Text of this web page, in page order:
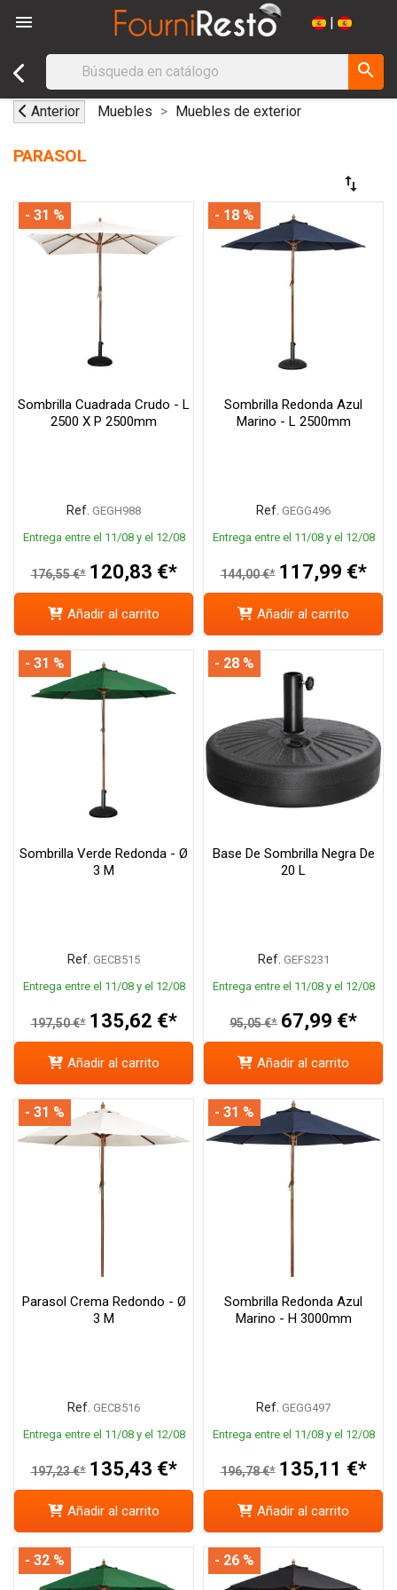
 |
search
Anterior Muebles Muebles de exterior
PARASOL
swap_vert
Sombrilla Cuadrada Crudo - L
2500 X P 2500mm
Ref. GEGH988
Entrega entre el 11/08 y el 12/08
176,55 €* 120,83 €*
- 31 %
Añadir al carrito
Sombrilla Redonda Azul
Marino - L 2500mm
Ref. GEGG496
Entrega entre el 11/08 y el 12/08
144,00 €* 117,99 €*
- 18 %
Añadir al carrito
Sombrilla Verde Redonda - Ø
3 M
Ref. GECB515
Entrega entre el 11/08 y el 12/08
197,50 €* 135,62 €*
- 31 %
Añadir al carrito
Base De Sombrilla Negra De
20 L
Ref. GEFS231
Entrega entre el 11/08 y el 12/08
95,05 €* 67,99 €*
- 28 %
Añadir al carrito
Parasol Crema Redondo - Ø
3 M
Ref. GECB516
Entrega entre el 11/08 y el 12/08
197,23 €* 135,43 €*
- 31 %
Añadir al carrito
Sombrilla Redonda Azul
Marino - H 3000mm
Ref. GEGG497
Entrega entre el 11/08 y el 12/08
196,78 €* 135,11 €*
- 31 %
Añadir al carrito
- 32 % - 26 %